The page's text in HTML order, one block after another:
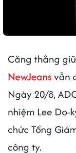
Căng thẳng
NewJeans vẫn
Ngày 20/8,
nhiệm Lee Do-
chức Tổng
công ty.